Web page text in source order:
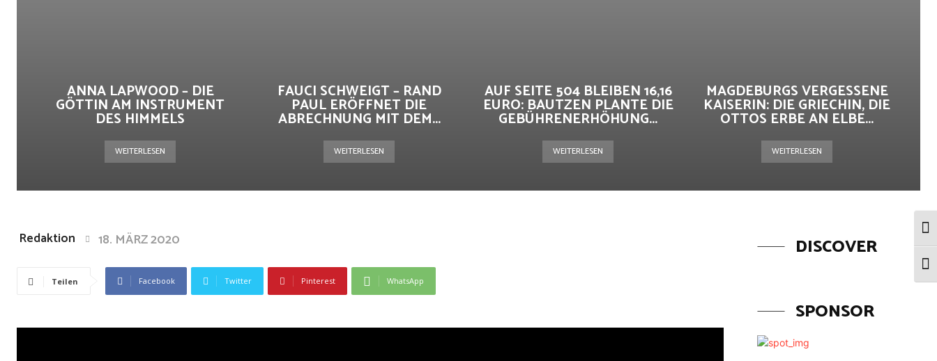
ANNA LAPWOOD – DIE
GÖTTIN AM INSTRUMENT
DES HIMMELS
WEITERLESEN
FAUCI SCHWEIGT – RAND
PAUL ERÖFFNET DIE
ABRECHNUNG MIT DEM...
WEITERLESEN
AUF SEITE 504 BLEIBEN 16,16
EURO: BAUTZEN PLANTE DIE
GEBÜHRENERHÖHUNG...
WEITERLESEN
MAGDEBURGS VERGESSENE
KAISERIN: DIE GRIECHIN, DIE
OTTOS ERBE AN ELBE...
WEITERLESEN
Redaktion 18. MÄRZ 2020
Teilen Facebook Twitter Pinterest WhatsApp
DISCOVER
SPONSOR